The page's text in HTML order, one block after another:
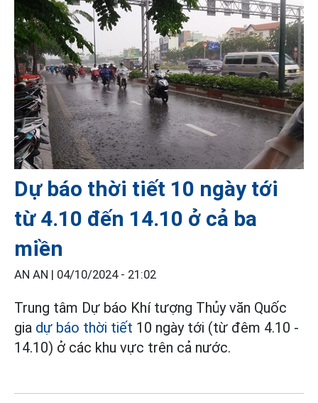
Dự báo thời tiết 10 ngày tới
từ 4.10 đến 14.10 ở cả ba
miền
AN AN | 04/10/2024 - 21:02
Trung tâm Dự báo Khí tượng Thủy văn Quốc
gia dự báo thời tiết 10 ngày tới (từ đêm 4.10 -
14.10) ở các khu vực trên cả nước.